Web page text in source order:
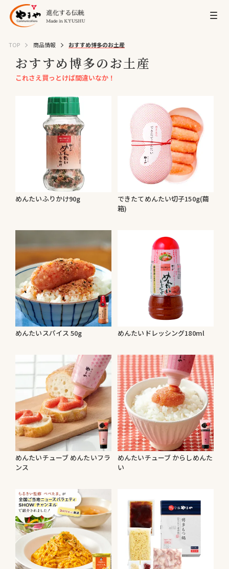
TOP 商品情報 おすすめ博多のお土産
これさえ買っとけば間違いなか！
おすすめ博多のお土産
めんたいふりかけ90g
できたてめんたい切子150g(繭
箱)
めんたいスパイス 50g めんたいドレッシング180ml
めんたいチューブ めんたいフラ
ンス
めんたいチューブ からしめんた
い